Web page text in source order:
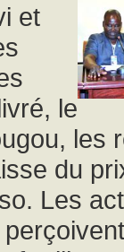
et
le
les
du
Les
perçoivent